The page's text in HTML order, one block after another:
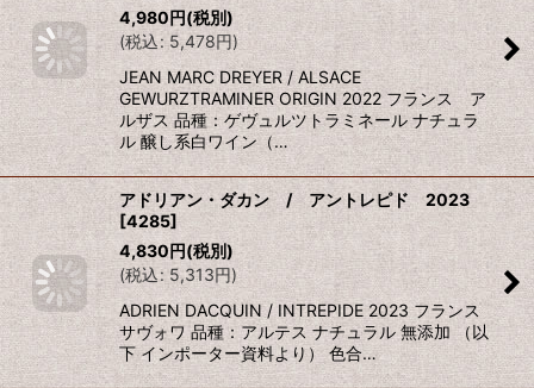
4,980円(税別)
(税込: 5,478円)
JEAN MARC DREYER / ALSACE
GEWURZTRAMINER ORIGIN 2022 フランス ア
ルザス 品種：ゲヴュルツトラミネール ナチュラ
ル 醸し系白ワイン（…
アドリアン・ダカン / アントレピド 2023
[4285]
4,830円(税別)
(税込: 5,313円)
ADRIEN DACQUIN / INTREPIDE 2023 フランス
サヴォワ 品種：アルテス ナチュラル 無添加 （以
下 インポーター資料より） 色合…